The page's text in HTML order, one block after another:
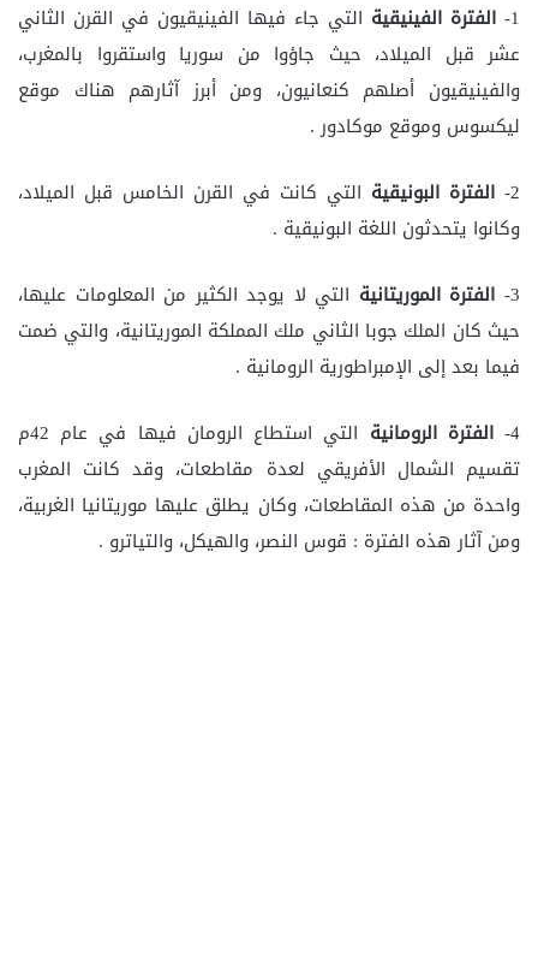
1- الفترة الفينيقية التي جاء فيها الفينيقيون في القرن الثاني
عشر قبل الميلاد، حيث جاؤوا من سوريا واستقروا بالمغرب،
والفينيقيون أصلهم كنعانيون، ومن أبرز آثارهم هناك موقع
ليكسوس وموقع موكادور .
2- الفترة البونيقية التي كانت في القرن الخامس قبل الميلاد،
وكانوا يتحدثون اللغة البونيقية .
3- الفترة الموريتانية التي لا يوجد الكثير من المعلومات عليها،
حيث كان الملك جوبا الثاني ملك المملكة الموريتانية، والتي ضمت
فيما بعد إلى الإمبراطورية الرومانية .
4-الفترة الرومانية
التي استطاع الرومان فيها في عام 42م
تقسيم الشمال الأفريقي لعدة مقاطعات، وقد كانت المغرب
واحدة من هذه المقاطعات، وكان يطلق عليها موريتانيا الغربية،
ومن آثار هذه الفترة : قوس النصر، والهيكل، والتياترو .